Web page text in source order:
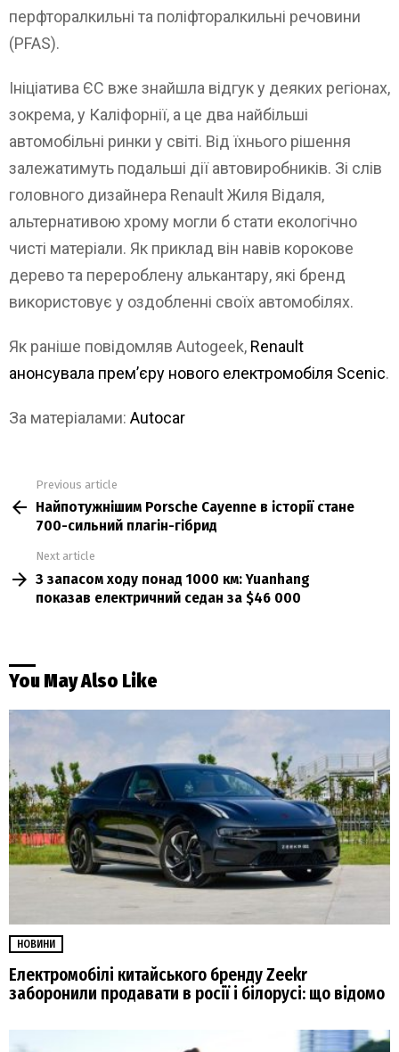
перфторалкильні та поліфторалкильні речовини
(PFAS).
Ініціатива ЄС вже знайшла відгук у деяких регіонах,
зокрема, у Каліфорнії, а це два найбільші
автомобільні ринки у світі. Від їхнього рішення
залежатимуть подальші дії автовиробників. Зі слів
головного дизайнера Renault Жиля Відаля,
альтернативою хрому могли б стати екологічно
чисті матеріали. Як приклад він навів корокове
дерево та перероблену алькантару, які бренд
використовує у оздобленні своїх автомобілях.
Як раніше повідомляв Autogeek, Renault
анонсувала премʼєру нового електромобіля Scenic.
За матеріалами: Autocar
more
Previous article
Найпотужнішим Porsche Cayenne в історії стане
700-сильний плагін-гібрид
Next article
З запасом ходу понад 1000 км: Yuanhang
показав електричний седан за $46 000
You May Also Like
НОВИНИ
Електромобілі китайського бренду Zeekr
заборонили продавати в росії і білорусі: що відомо